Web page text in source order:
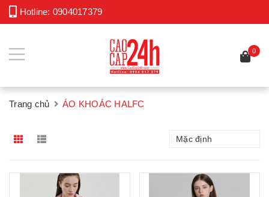
Hotline: 0904017379
0
Trang chủ ÁO KHOÁC HALFC
Mặc định